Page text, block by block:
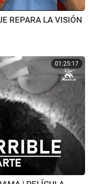
REPARA LA VISIÓN
01:25:17